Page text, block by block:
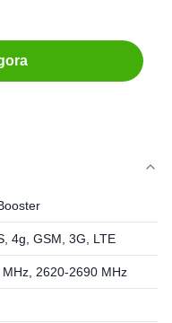
4g, GSM, 3G, LTE
2620-2690 MHz